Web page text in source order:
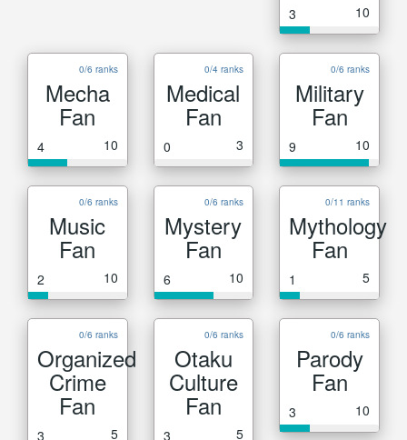
3 10
0/6 ranks
Mecha
Fan
4 10
0/4 ranks
Medical
Fan
0 3
0/6 ranks
Military
Fan
9 10
0/6 ranks
Music
Fan
2 10
0/6 ranks
Mystery
Fan
6 10
0/11 ranks
Mythology
Fan
1 5
0/6 ranks
Organized
Crime
Fan
3 5
0/6 ranks
Otaku
Culture
Fan
3 5
0/6 ranks
Parody
Fan
3 10